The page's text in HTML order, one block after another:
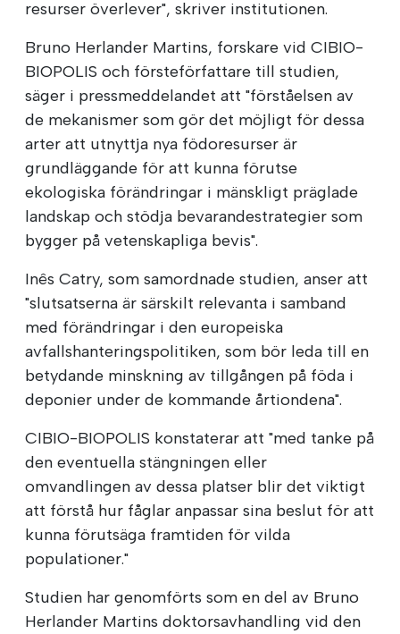
resurser överlever", skriver institutionen.
Bruno Herlander Martins, forskare vid CIBIO-
BIOPOLIS och försteförfattare till studien,
säger i pressmeddelandet att "förståelsen av
de mekanismer som gör det möjligt för dessa
arter att utnyttja nya födoresurser är
grundläggande för att kunna förutse
ekologiska förändringar i mänskligt präglade
landskap och stödja bevarandestrategier som
bygger på vetenskapliga bevis".
Inês Catry, som samordnade studien, anser att
"slutsatserna är särskilt relevanta i samband
med förändringar i den europeiska
avfallshanteringspolitiken, som bör leda till en
betydande minskning av tillgången på föda i
deponier under de kommande årtiondena".
CIBIO-BIOPOLIS konstaterar att "med tanke på
den eventuella stängningen eller
omvandlingen av dessa platser blir det viktigt
att förstå hur fåglar anpassar sina beslut för att
kunna förutsäga framtiden för vilda
populationer."
Studien har genomförts som en del av Bruno
Herlander Martins doktorsavhandling vid den